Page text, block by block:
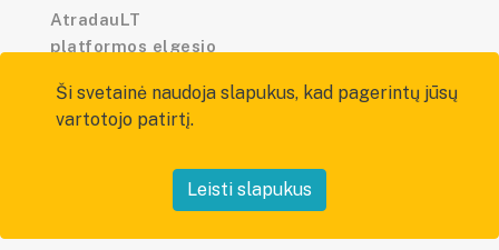
AtradauLT
platformos elgesio
Visos teisės saugomos — atradau.lt
Ši svetainė naudoja slapukus, kad pagerintų jūsų
vartotojo patirtį.
Leisti slapukus